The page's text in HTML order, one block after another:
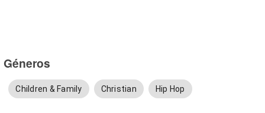
Géneros
Children & Family Christian Hip Hop